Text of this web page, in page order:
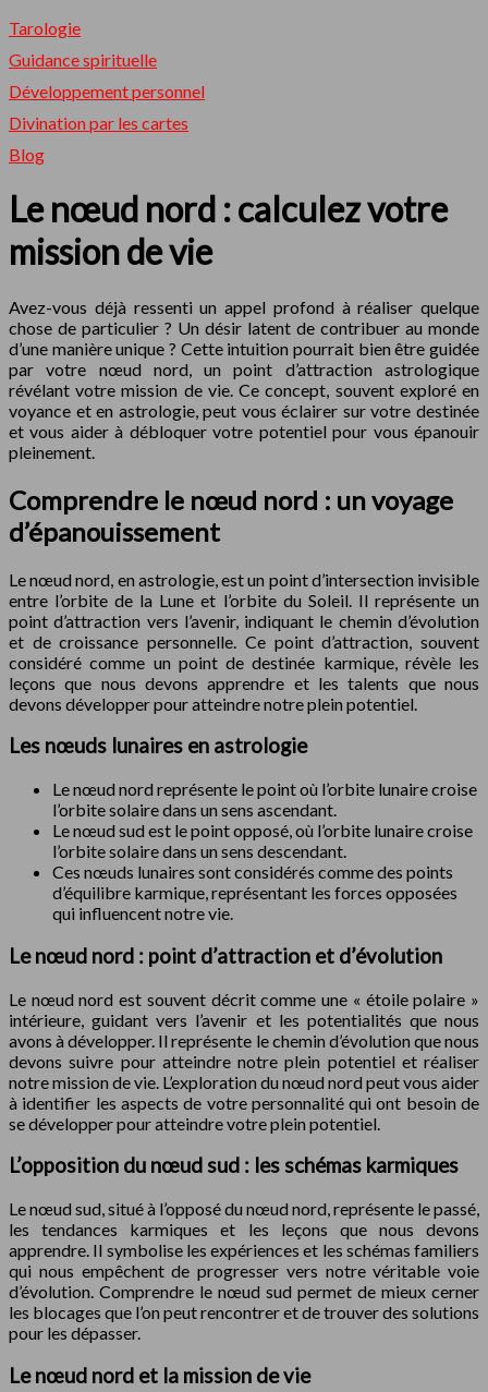
Tarologie
Guidance spirituelle
Développement personnel
Divination par les cartes
Blog
Le nœud nord : calculez votre
mission de vie
Avez-vous déjà ressenti un appel profond à réaliser quelque
chose de particulier ? Un désir latent de contribuer au monde
d’une manière unique ? Cette intuition pourrait bien être guidée
par votre nœud nord, un point d’attraction astrologique
révélant votre mission de vie. Ce concept, souvent exploré en
voyance et en astrologie, peut vous éclairer sur votre destinée
et vous aider à débloquer votre potentiel pour vous épanouir
pleinement.
Comprendre le nœud nord : un voyage
d’épanouissement
Le nœud nord, en astrologie, est un point d’intersection invisible
entre l’orbite de la Lune et l’orbite du Soleil. Il représente un
point d’attraction vers l’avenir, indiquant le chemin d’évolution
et de croissance personnelle. Ce point d’attraction, souvent
considéré comme un point de destinée karmique, révèle les
leçons que nous devons apprendre et les talents que nous
devons développer pour atteindre notre plein potentiel.
Les nœuds lunaires en astrologie
Le nœud nord représente le point où l’orbite lunaire croise
l’orbite solaire dans un sens ascendant.
Le nœud sud est le point opposé, où l’orbite lunaire croise
l’orbite solaire dans un sens descendant.
Ces nœuds lunaires sont considérés comme des points
d’équilibre karmique, représentant les forces opposées
qui influencent notre vie.
Le nœud nord : point d’attraction et d’évolution
Le nœud nord est souvent décrit comme une « étoile polaire »
intérieure, guidant vers l’avenir et les potentialités que nous
avons à développer. Il représente le chemin d’évolution que nous
devons suivre pour atteindre notre plein potentiel et réaliser
notre mission de vie. L’exploration du nœud nord peut vous aider
à identifier les aspects de votre personnalité qui ont besoin de
se développer pour atteindre votre plein potentiel.
L’opposition du nœud sud : les schémas karmiques
Le nœud sud, situé à l’opposé du nœud nord, représente le passé,
les tendances karmiques et les leçons que nous devons
apprendre. Il symbolise les expériences et les schémas familiers
qui nous empêchent de progresser vers notre véritable voie
d’évolution. Comprendre le nœud sud permet de mieux cerner
les blocages que l’on peut rencontrer et de trouver des solutions
pour les dépasser.
Le nœud nord et la mission de vie